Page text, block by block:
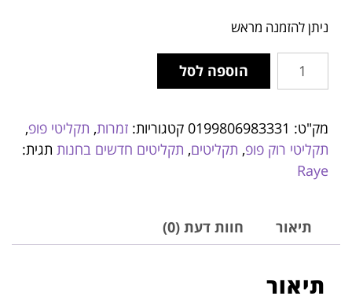
ניתן להזמנה מראש
הוספה לסל
מק"ט: 0199806983331 קטגוריות: זמרות, תקליטי פופ,
תקליטי רוק פופ, תקליטים, תקליטים חדשים בחנות תגית:
Raye
תיאור חוות דעת (0)
תיאור